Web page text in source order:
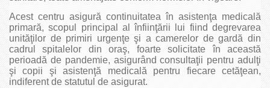
Acest centru asigură continuitatea în asistenţa medicală
primară, scopul principal al înfiinţării lui fiind degrevarea
unităţilor de primiri urgenţe şi a camerelor de gardă din
cadrul spitalelor din oraş, foarte solicitate în această
perioadă de pandemie, asigurând consultaţii pentru adulţi
şi copii şi asistenţă medicală pentru fiecare cetăţean,
indiferent de statutul de asigurat.